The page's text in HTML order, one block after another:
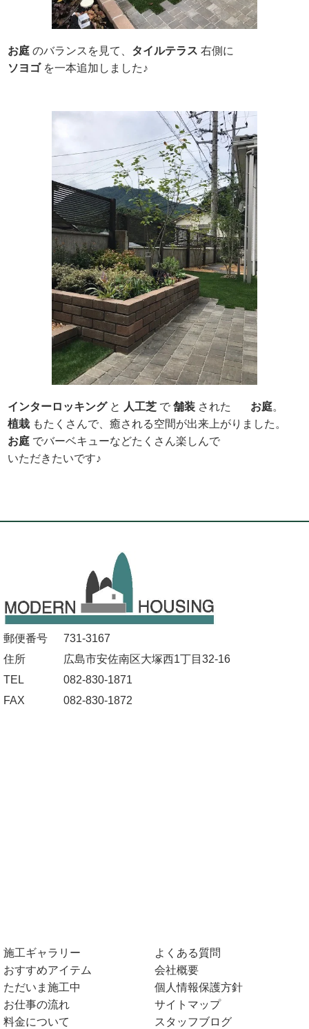
お庭のバランスを見て、 タイルテラス右側に
ソヨゴ を一本追加しました♪
インターロッキング と 人工芝 で舗装 された お庭。
植栽 もたくさんで、癒される空間が出来上がりました。
お庭 でバーベキューなどたくさん楽しんで
いただきたいです♪
郵便番号
731-3167
住所
広島市安佐南区大塚西1丁目32-16
TEL
082-830-1871
FAX
082-830-1872
施工ギャラリー
おすすめアイテム
ただいま施工中
お仕事の流れ
料金について
よくある質問
会社概要
個人情報保護方針
サイトマップ
スタッフブログ